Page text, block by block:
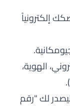
إلكترونياً
الهوية،
لك "رقم